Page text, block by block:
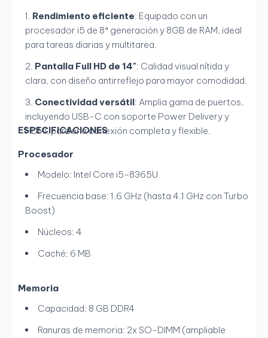
Rendimiento eficiente: Equipado con un
procesador i5 de 8ª generación y 8GB de RAM, ideal
para tareas diarias y multitarea.
Pantalla Full HD de 14": Calidad visual nítida y
clara, con diseño antirreflejo para mayor comodidad.
Conectividad versátil: Amplia gama de puertos,
incluyendo USB-C con soporte Power Delivery y
HDMI, para una conexión completa y flexible.
ESPECIFICACIONES
Procesador
Modelo: Intel Core i5-8365U
Frecuencia base: 1.6 GHz (hasta 4.1 GHz con Turbo
Boost)
Núcleos: 4
Caché: 6 MB
Memoria
Capacidad: 8 GB DDR4
Ranuras de memoria: 2x SO-DIMM (ampliable